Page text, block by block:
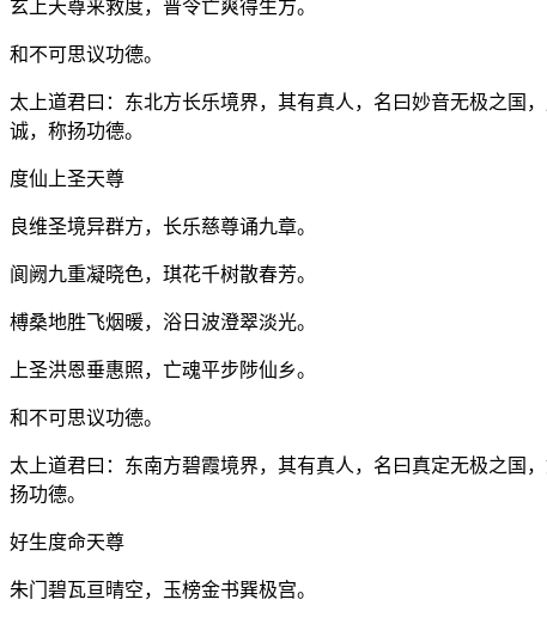
玄上天尊来救度，普令亡爽得生方。
和不可思议功德。
太上道君曰：东北方长乐境界，其有真人，名曰妙音无极之国
诚，称扬功德。
度仙上圣天尊
良维圣境异群方，长乐慈尊诵九章。
阆阙九重凝晓色，琪花千树散春芳。
榑桑地胜飞烟暖，浴日波澄翠淡光。
上圣洪恩垂惠照，亡魂平步陟仙乡。
和不可思议功德。
太上道君曰：东南方碧霞境界，其有真人，名曰真定无极之国
扬功德。
好生度命天尊
朱门碧瓦亘晴空，玉榜金书巽极宫。